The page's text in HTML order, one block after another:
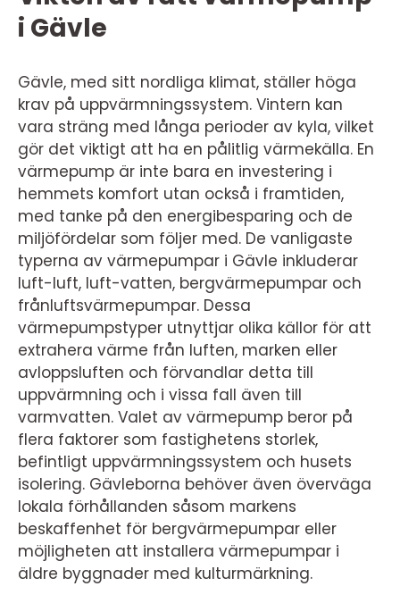
i Gävle
Gävle, med sitt nordliga klimat, ställer höga
krav på uppvärmningssystem. Vintern kan
vara sträng med långa perioder av kyla, vilket
gör det viktigt att ha en pålitlig värmekälla. En
värmepump är inte bara en investering i
hemmets komfort utan också i framtiden,
med tanke på den energibesparing och de
miljöfördelar som följer med. De vanligaste
typerna av värmepumpar i Gävle inkluderar
luft-luft, luft-vatten, bergvärmepumpar och
frånluftsvärmepumpar. Dessa
värmepumpstyper utnyttjar olika källor för att
extrahera värme från luften, marken eller
avloppsluften och förvandlar detta till
uppvärmning och i vissa fall även till
varmvatten. Valet av värmepump beror på
flera faktorer som fastighetens storlek,
befintligt uppvärmningssystem och husets
isolering. Gävleborna behöver även överväga
lokala förhållanden såsom markens
beskaffenhet för bergvärmepumpar eller
möjligheten att installera värmepumpar i
äldre byggnader med kulturmärkning.